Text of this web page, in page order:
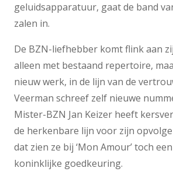
geluidsapparatuur, gaat de band
zalen in.
De BZN-liefhebber komt flink aan
alleen met bestaand repertoire,
nieuw werk, in de lijn van de
Veerman schreef zelf nieuwe
Mister-BZN Jan Keizer heeft
de herkenbare lijn voor zijn
dat zien ze bij ‘Mon Amour’ toch
koninklijke goedkeuring.